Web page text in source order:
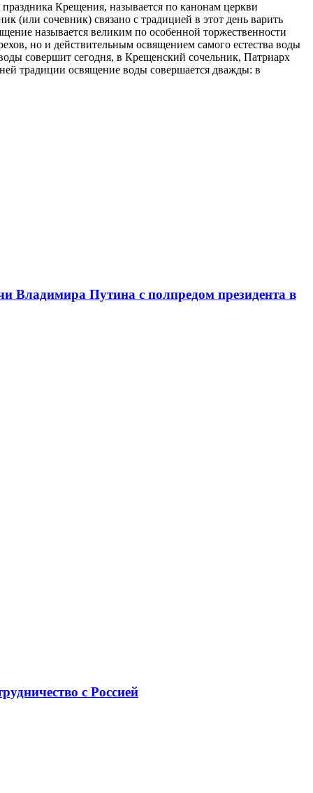
Крещения, называется по канонам церкви
(или сочевник) связано с традицией в этот день варить
называется великим по особенной торжественности
но и действительным освящением самого естества воды
совершит сегодня, в Крещенский сочельник, Патриарх
традиции освящение воды совершается дважды: в
Владимира Путина с полпредом президента в
с Россией